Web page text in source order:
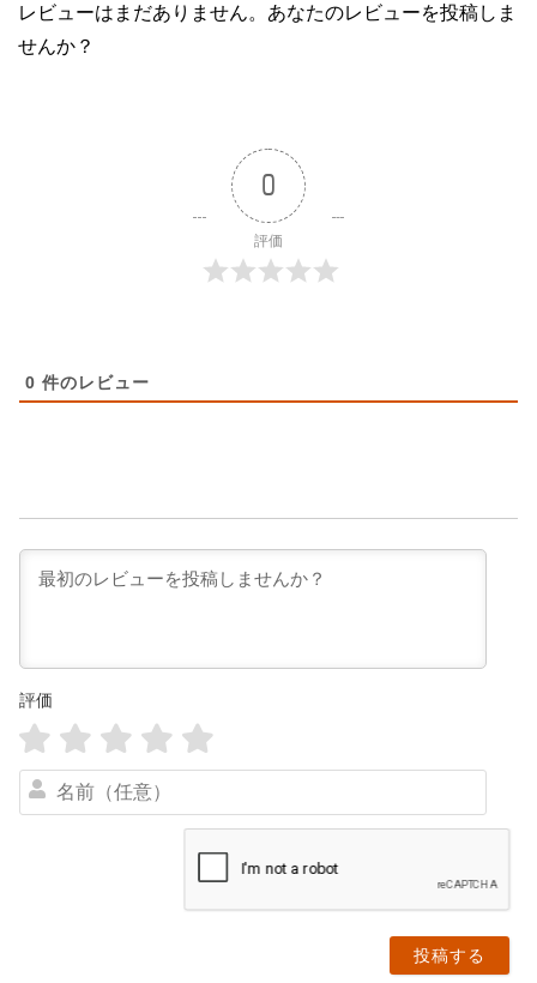
レビューはまだありません。あなたのレビューを投稿しま
せんか？
0
評価
0 件のレビュー
評価
（
意